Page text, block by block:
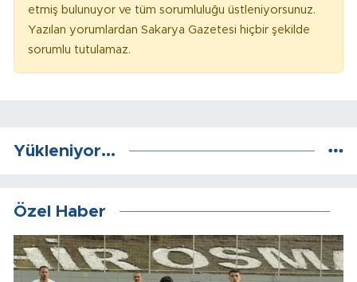
etmiş bulunuyor ve tüm sorumluluğu üstleniyorsunuz.
Yazılan yorumlardan Sakarya Gazetesi hiçbir şekilde
sorumlu tutulamaz.
Yükleniyor...
Özel Haber